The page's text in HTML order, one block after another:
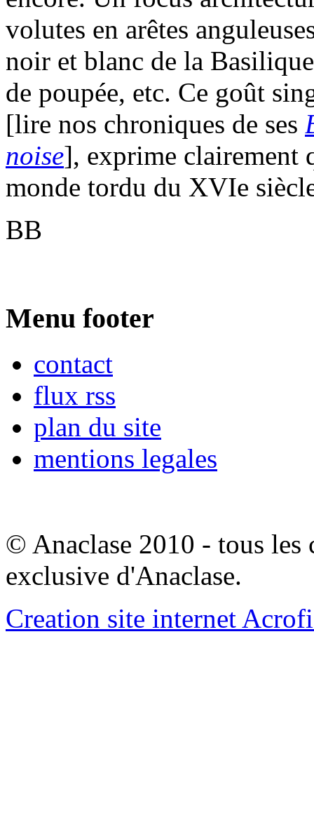
volutes en arêtes
noir et blanc de la
de poupée, etc. Ce goût
[lire nos chroniques de ses
noise], exprime clairement
monde tordu du XVIe
BB
Menu footer
contact
flux rss
plan du site
mentions legales
© Anaclase 2010 - tous les
exclusive d'Anaclase.
Creation site internet